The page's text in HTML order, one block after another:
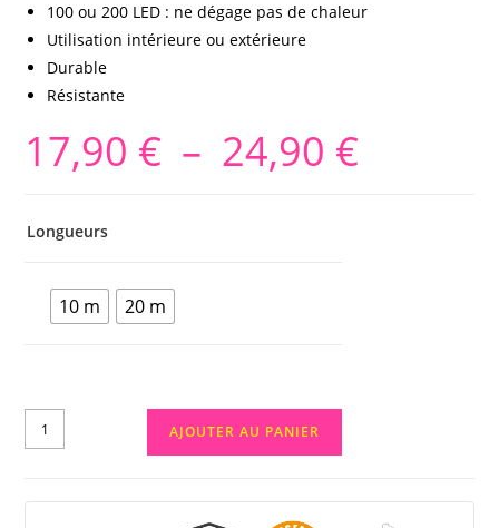
100 ou 200 LED : ne dégage pas de chaleur
Utilisation intérieure ou extérieure
Durable
Résistante
17,90 € – 24,90 €
Longueurs
10 m 20 m
AJOUTER AU PANIER